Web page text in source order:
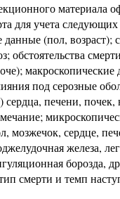
материала
для учета
(пол, возраст);
обстоятельства
макроскопические
под серозные
сердца, печени,
мозжечок, сердце,
железа,
борозда,
смерти и темп